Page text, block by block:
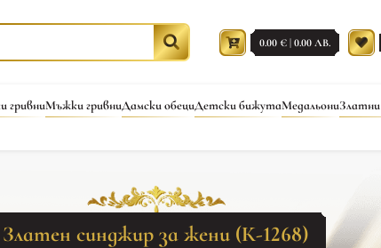
0.00 € | 0.00 ЛВ.
гривниМъжки гривниДамски обециДетски бижутаМедальониЗлатни
Златен синджир за жени (К-1268)